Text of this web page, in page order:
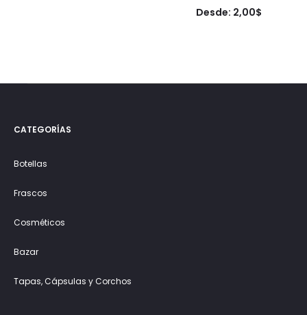
Desde: 2,00$
CATEGORÍAS
Botellas
Frascos
Cosméticos
Bazar
Tapas, Cápsulas y Corchos